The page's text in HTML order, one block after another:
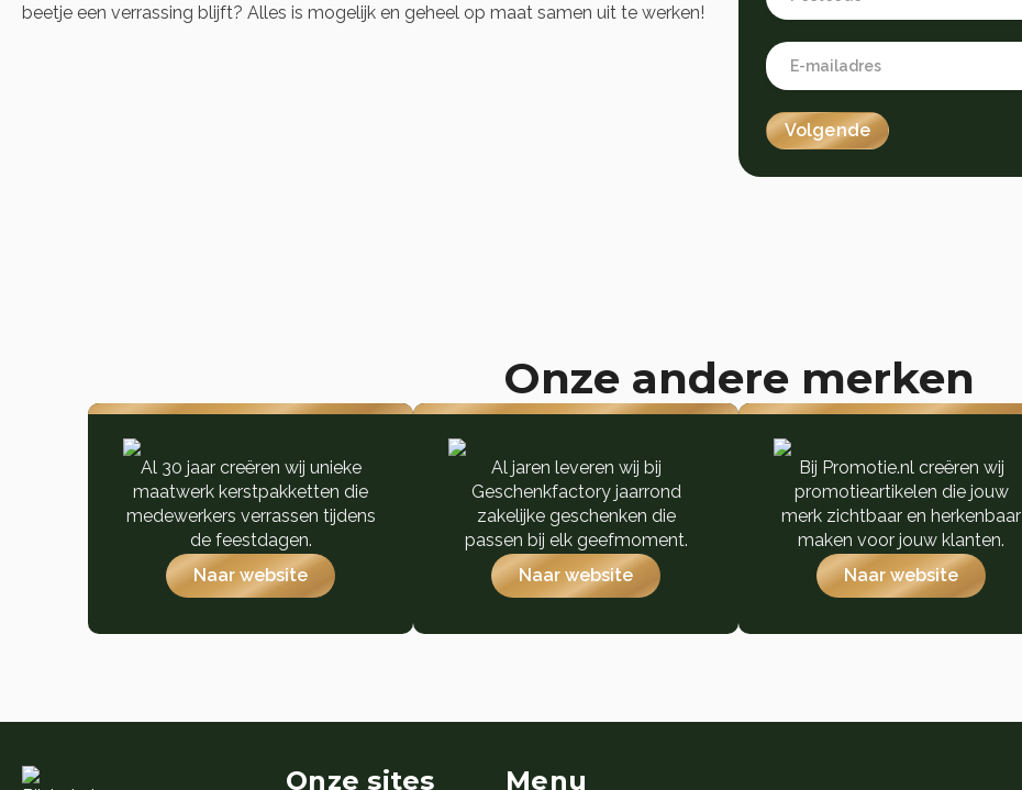
beetje een verrassing blijft? Alles is mogelijk en geheel op maat samen uit te werken!
Email
address
*
Volgende
Onze andere merken
Al 30 jaar creëren wij unieke
maatwerk kerstpakketten die
medewerkers verrassen tijdens
de feestdagen.
Naar website
Al jaren leveren wij bij
Geschenkfactory jaarrond
zakelijke geschenken die
passen bij elk geefmoment.
Naar website
Bij Promotie.nl creëren wij
promotieartikelen die jouw
merk zichtbaar en herkenbaar
maken voor jouw klanten.
Naar website
Onze sites Menu